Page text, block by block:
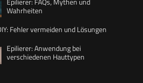
Wahrheiten
Fehler vermeiden und Lösungen
Epilierer: Anwendung bei
verschiedenen Hauttypen